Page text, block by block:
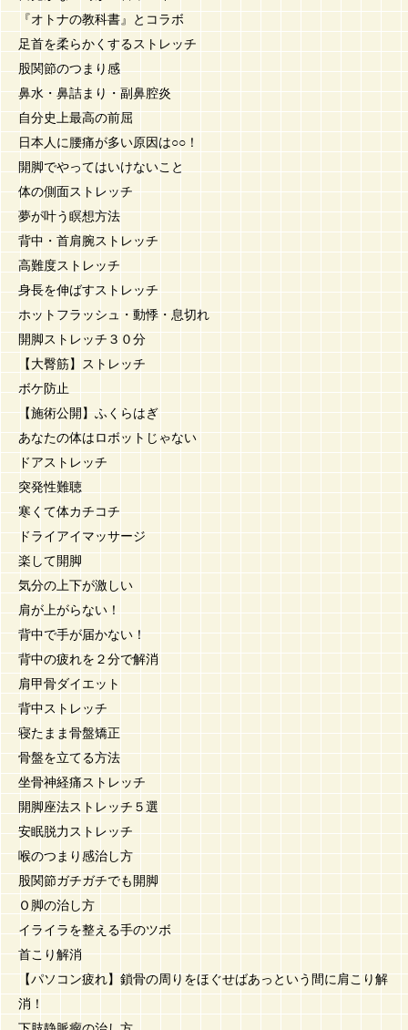
『オトナの教科書』とコラボ
足首を柔らかくするストレッチ
股関節のつまり感
鼻水・鼻詰まり・副鼻腔炎
自分史上最高の前屈
日本人に腰痛が多い原因は○○！
開脚でやってはいけないこと
体の側面ストレッチ
夢が叶う瞑想方法
背中・首肩腕ストレッチ
高難度ストレッチ
身長を伸ばすストレッチ
ホットフラッシュ・動悸・息切れ
開脚ストレッチ３０分
【大臀筋】ストレッチ
ボケ防止
【施術公開】ふくらはぎ
あなたの体はロボットじゃない
ドアストレッチ
突発性難聴
寒くて体カチコチ
ドライアイマッサージ
楽して開脚
気分の上下が激しい
肩が上がらない！
背中で手が届かない！
背中の疲れを２分で解消
肩甲骨ダイエット
背中ストレッチ
寝たまま骨盤矯正
骨盤を立てる方法
坐骨神経痛ストレッチ
開脚座法ストレッチ５選
安眠脱力ストレッチ
喉のつまり感治し方
股関節ガチガチでも開脚
Ｏ脚の治し方
イライラを整える手のツボ
首こり解消
【パソコン疲れ】鎖骨の周りをほぐせばあっという間に肩こり解
消！